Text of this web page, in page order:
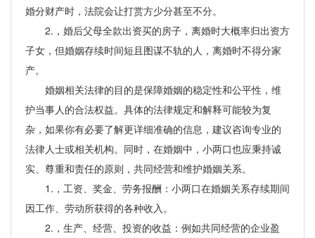
婚分财产时，法院会让打赏方少分甚至不分。
2.，婚后父母全款出资买的房子，离婚时大概率归出资方
子女，但婚姻存续时间短且图谋不轨的人，离婚时不得分家
产。
婚姻相关法律的目的是保障婚姻的稳定性和公平性，维
护当事人的合法权益。具体的法律规定和解释可能较为复
杂，如果你有必要了解更详细准确的信息，建议咨询专业的
法律人士或相关机构。同时，在婚姻中，小两口也应秉持诚
实、尊重和责任的原则，共同经营和维护婚姻关系。
1.，工资、奖金、劳务报酬：小两口在婚姻关系存续期间
因工作、劳动所获得的各种收入。
2.，生产、经营、投资的收益：例如共同经营的企业盈